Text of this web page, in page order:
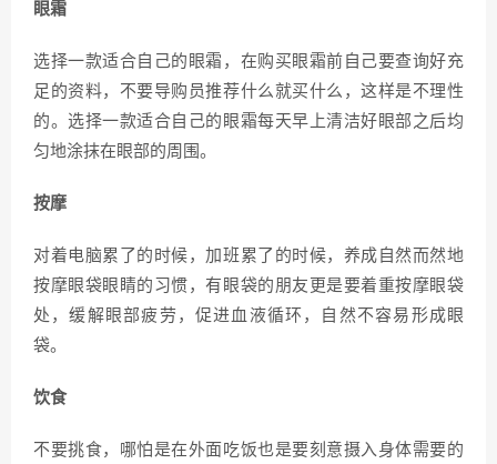
眼霜
选择一款适合自己的眼霜，在购买眼霜前自己要查询好充
足的资料，不要导购员推荐什么就买什么，这样是不理性
的。选择一款适合自己的眼霜每天早上清洁好眼部之后均
匀地涂抹在眼部的周围。
按摩
对着电脑累了的时候，加班累了的时候，养成自然而然地
按摩眼袋眼睛的习惯，有眼袋的朋友更是要着重按摩眼袋
处，缓解眼部疲劳，促进血液循环，自然不容易形成眼
袋。
饮食
不要挑食，哪怕是在外面吃饭也是要刻意摄入身体需要的